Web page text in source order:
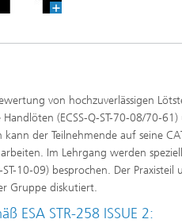
von hochzuverlässigen
(ECSS-Q-ST-70-08/70-
kann der Teilnehmende auf seine
Im Lehrgang werden
ST-10-09) besprochen. Der
Gruppe diskutiert.
ESA STR-258 ISSUE 2: